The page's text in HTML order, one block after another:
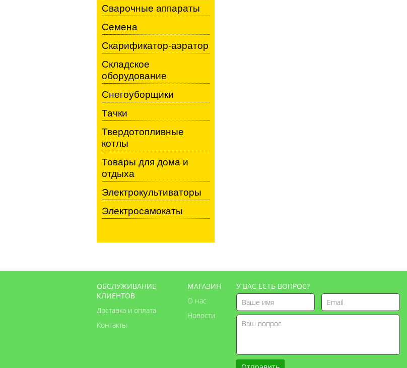
Сварочные аппараты
Семена
Скарификатор-аэратор
Складское
оборудование
Снегоуборщики
Тачки
Твердотопливные
котлы
Товары для дома и
отдыха
Электрокультиваторы
Электросамокаты
ОБСЛУЖИВАНИЕ
КЛИЕНТОВ
Доставка и оплата
Контакты
МАГАЗИН
О нас
Новости
У ВАС ЕСТЬ ВОПРОС?